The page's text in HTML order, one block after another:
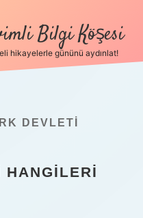
Bilgi Köşesi
hikayelerle gününü aydınlat!
DEVLETI
HANGILERI